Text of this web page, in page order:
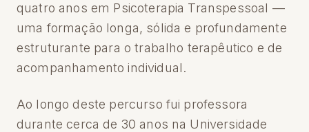
quatro anos em Psicoterapia Transpessoal —
uma formação longa, sólida e profundamente
estruturante para o trabalho terapêutico e de
acompanhamento individual.
Ao longo deste percurso fui professora
durante cerca de 30 anos na Universidade